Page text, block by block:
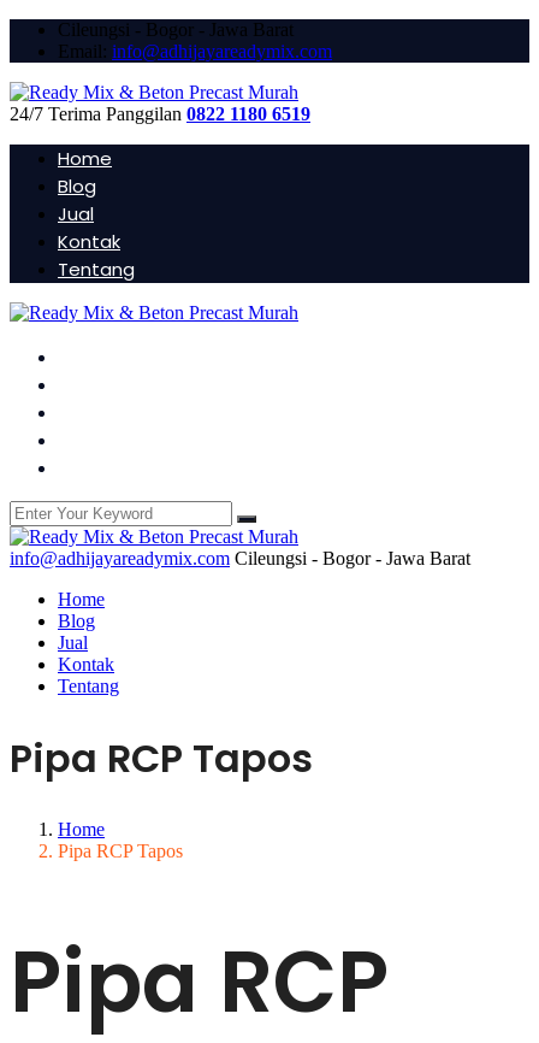
Cileungsi - Bogor - Jawa Barat
Email: info@adhijayareadymix.com
24/7 Terima Panggilan 0822 1180 6519
Home
Blog
Jual
Kontak
Tentang
info@adhijayareadymix.com Cileungsi - Bogor - Jawa Barat
Home
Blog
Jual
Kontak
Tentang
Pipa RCP Tapos
Home
Pipa RCP Tapos
Pipa RCP